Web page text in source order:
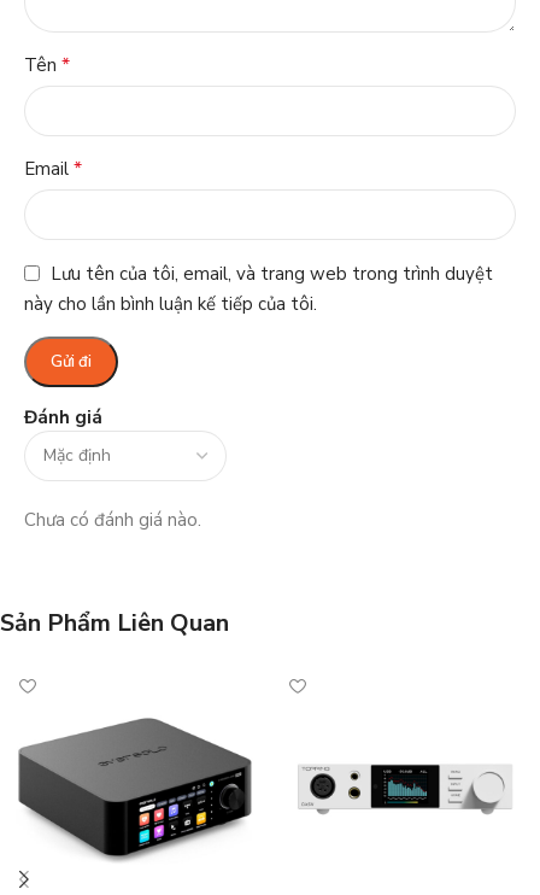
Đánh giá
Chưa có đánh giá nào.
Tên *
Email *
Lưu tên của tôi, email, và trang web trong trình duyệt
này cho lần bình luận kế tiếp của tôi.
Sản Phẩm Liên Quan